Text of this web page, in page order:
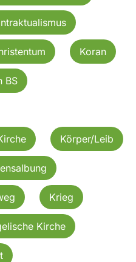
Koran
BS
Körper/Leib
Krieg
Kirche